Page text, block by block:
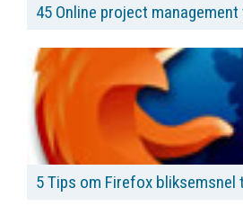
45 Online project
5 Tips om Firefox bliksemsnel